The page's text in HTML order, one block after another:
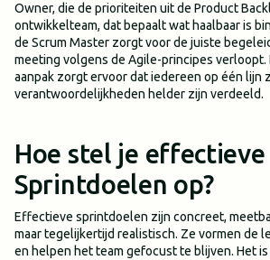
Owner, die de prioriteiten uit de Product
ontwikkelteam, dat bepaalt wat haalbaar is
de Scrum Master zorgt voor de juiste
meeting volgens de Agile-principes verloopt.
aanpak zorgt ervoor dat iedereen op één lijn
verantwoordelijkheden helder zijn verdeeld.
Hoe stel je effectieve
Sprintdoelen op?
Effectieve sprintdoelen zijn concreet,
maar tegelijkertijd realistisch. Ze vormen de
en helpen het team gefocust te blijven. Het